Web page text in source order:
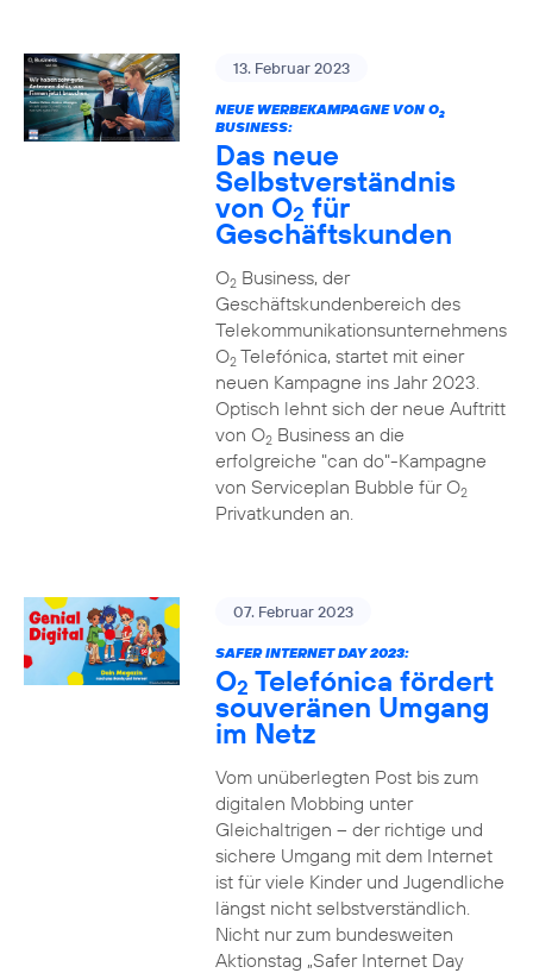
13. Februar 2023
NEUE WERBEKAMPAGNE VON O2
BUSINESS:
Das neue
Selbstverständnis
von O2 für
Geschäftskunden
O2Business, der
Geschäftskundenbereich des
Telekommunikationsunternehmens
O2Telefónica, startet mit einer
neuen Kampagne ins Jahr 2023.
Optisch lehnt sich der neue Auftritt
von O2Business an die
erfolgreiche "can do"-Kampagne
von Serviceplan Bubble für O2
Privatkunden an.
07. Februar 2023
SAFER INTERNET DAY 2023:
O2 Telefónica fördert
souveränen Umgang
im Netz
Vom unüberlegten Post bis zum
digitalen Mobbing unter
Gleichaltrigen – der richtige und
sichere Umgang mit dem Internet
ist für viele Kinder und Jugendliche
längst nicht selbstverständlich.
Nicht nur zum bundesweiten
Aktionstag „Safer Internet Day